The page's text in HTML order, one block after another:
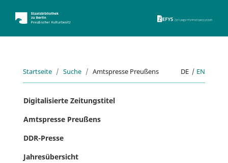
Startseite Suche Amtspresse Preußens DE | EN
Digitalisierte Zeitungstitel
Amtspresse Preußens
DDR-Presse
Jahresübersicht